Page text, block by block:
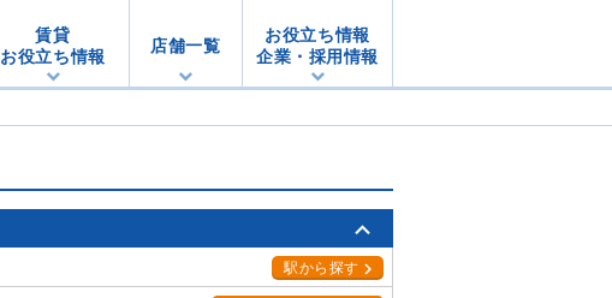
賃貸
お役立ち情報
店舗一覧
お役立ち情報
企業・採用情報
駅から探す